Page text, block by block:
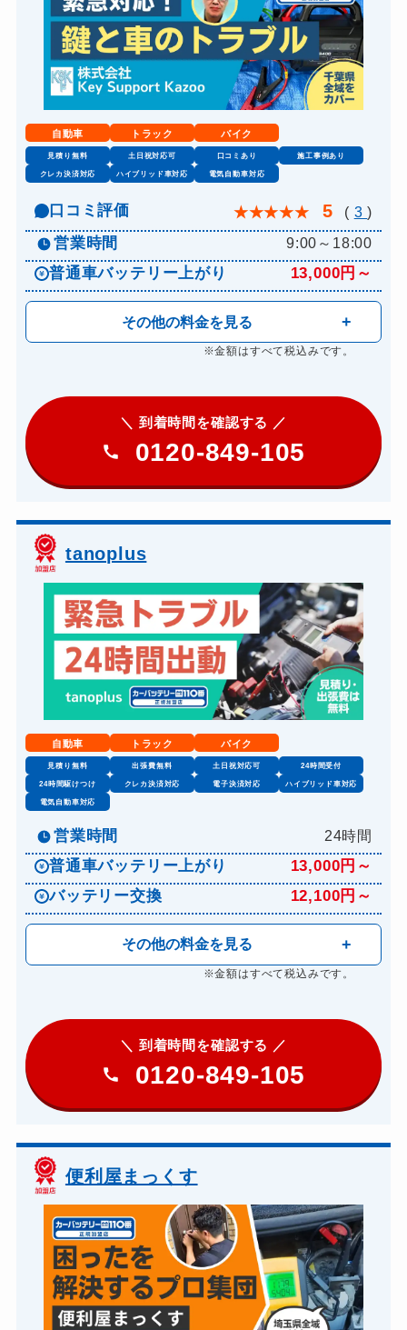
自動車 トラック バイク
見積り無料 土日祝対応可 口コミあり 施工事例あり
クレカ決済対応 ハイブリッド車対応 電気自動車対応
口コミ評価 ★★★★★ 5 ( 3)
営業時間 9:00～18:00
普通車バッテリー上がり 13,000円～
その他の料金を見る
※金額はすべて税込みです。
＼ 到着時間を確認する ／
0120-849-105
tanoplus
自動車 トラック バイク
見積り無料 出張費無料 土日祝対応可 24時間受付
24時間駆けつけ クレカ決済対応 電子決済対応 ハイブリッド車対応
電気自動車対応
営業時間 24時間
普通車バッテリー上がり
13,000円～
バッテリー交換
12,100円～
その他の料金を見る
※金額はすべて税込みです。
＼ 到着時間を確認する ／
0120-849-105
​便利屋まっくす